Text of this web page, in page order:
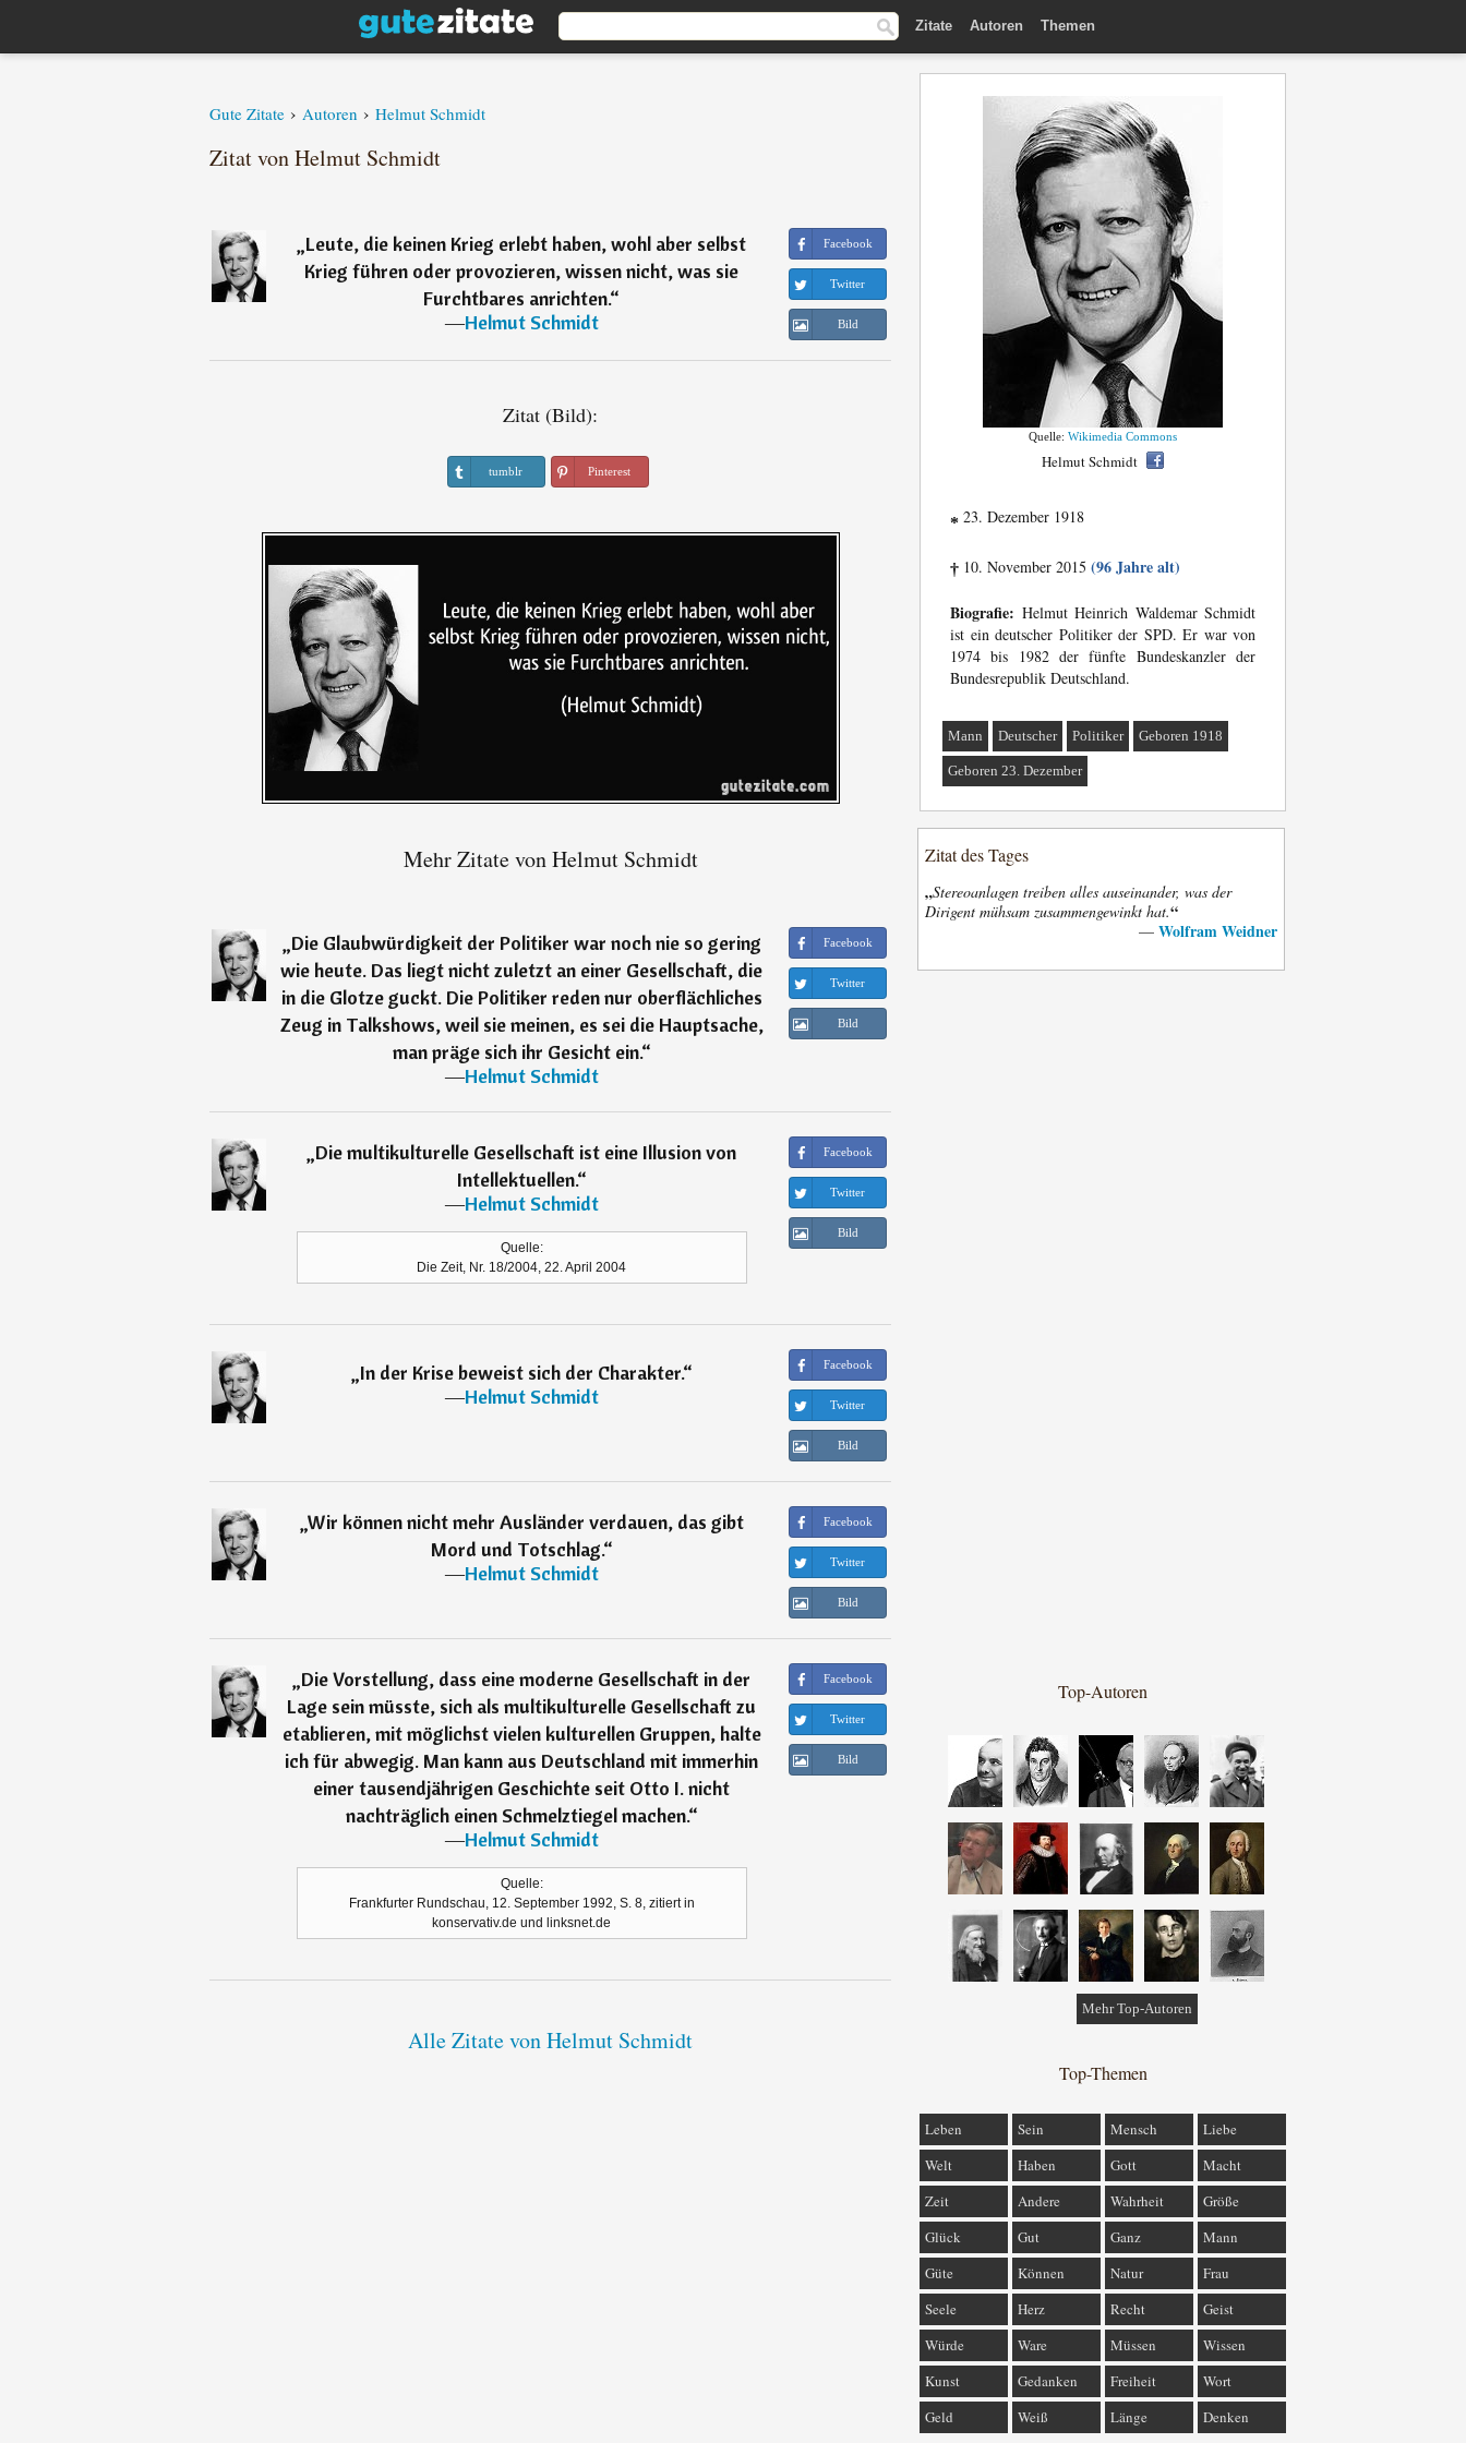
Zitate Autoren Themen
Gute Zitate › Autoren › Helmut Schmidt
Zitat von Helmut Schmidt
„Leute, die keinen Krieg erlebt haben, wohl aber selbst
Krieg führen oder provozieren, wissen nicht, was sie
Furchtbares anrichten.“
―Helmut Schmidt
Facebook
Twitter
Bild
Zitat (Bild):
tumblr Pinterest
Mehr Zitate von Helmut Schmidt
„Die Glaubwürdigkeit der Politiker war noch nie so gering
wie heute. Das liegt nicht zuletzt an einer Gesellschaft, die
in die Glotze guckt. Die Politiker reden nur oberflächliches
Zeug in Talkshows, weil sie meinen, es sei die Hauptsache,
man präge sich ihr Gesicht ein.“
―Helmut Schmidt
Facebook
Twitter
Bild
„Die multikulturelle Gesellschaft ist eine Illusion von
Intellektuellen.“
―Helmut Schmidt
Quelle:
Die Zeit, Nr. 18/2004, 22. April 2004
Facebook
Twitter
Bild
„In der Krise beweist sich der Charakter.“
―Helmut Schmidt
Facebook
Twitter
Bild
„Wir können nicht mehr Ausländer verdauen, das gibt
Mord und Totschlag.“
―Helmut Schmidt
Facebook
Twitter
Bild
„Die Vorstellung, dass eine moderne Gesellschaft in der
Lage sein müsste, sich als multikulturelle Gesellschaft zu
etablieren, mit möglichst vielen kulturellen Gruppen, halte
ich für abwegig. Man kann aus Deutschland mit immerhin
einer tausendjährigen Geschichte seit Otto I. nicht
nachträglich einen Schmelztiegel machen.“
―Helmut Schmidt
Quelle:
Frankfurter Rundschau, 12. September 1992, S. 8, zitiert in
konservativ.de und linksnet.de
Facebook
Twitter
Bild
Alle Zitate von Helmut Schmidt
Quelle: Wikimedia Commons
Helmut Schmidt
* 23. Dezember 1918
† 10. November 2015 (96 Jahre alt)
Biografie: Helmut Heinrich Waldemar Schmidt
ist ein deutscher Politiker der SPD. Er war von
1974 bis 1982 der fünfte Bundeskanzler der
Bundesrepublik Deutschland.
Mann Deutscher Politiker Geboren 1918
Geboren 23. Dezember
Zitat des Tages
„Stereoanlagen treiben alles auseinander, was der
Dirigent mühsam zusammengewinkt hat.“
— Wolfram Weidner
Top-Autoren
Mehr Top-Autoren
Top-Themen
Leben Sein Mensch
Liebe
Welt
Haben Gott
Macht
Zeit
Andere Wahrheit
Größe
Glück
Gut Ganz
Mann
Güte
Können Natur
Frau
Seele
Herz Recht
Geist
Würde
Ware Müssen
Wissen
Kunst
Gedanken Freiheit
Wort
Geld
Weiß Länge Denken